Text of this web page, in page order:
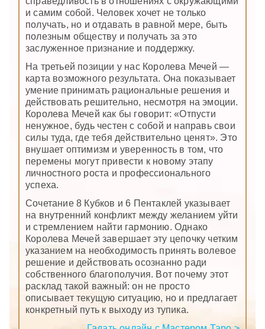
и самим собой. Человек хочет не только
получать, но и отдавать в равной мере, быть
полезным обществу и получать за это
заслуженное признание и поддержку.
На третьей позиции у нас Королева Мечей —
карта возможного результата. Она показывает
умение принимать рациональные решения и
действовать решительно, несмотря на эмоции.
Королева Мечей как бы говорит: «Отпусти
ненужное, будь честен с собой и направь свои
силы туда, где тебя действительно ценят». Это
внушает оптимизм и уверенность в том, что
перемены могут привести к новому этапу
личностного роста и профессионального
успеха.
Сочетание 8 Кубков и 6 Пентаклей указывает
на внутренний конфликт между желанием уйти
и стремлением найти гармонию. Однако
Королева Мечей завершает эту цепочку четким
указанием на необходимость принять волевое
решение и действовать осознанно ради
собственного благополучия. Вот почему этот
расклад такой важный: он не просто
описывает текущую ситуацию, но и предлагает
конкретный путь к выходу из тупика.